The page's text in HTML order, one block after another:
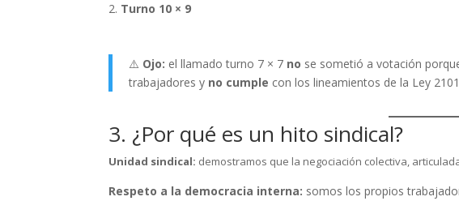
Turno 10 × 9
⚠️ Ojo: el llamado turno 7 × 7 no se sometió a votación
trabajadores y no cumple con los lineamientos de la Ley
3. ¿Por qué es un hito sindical?
Unidad sindical: demostramos que la negociación colectiva,
Respeto a la democracia interna: somos los propios